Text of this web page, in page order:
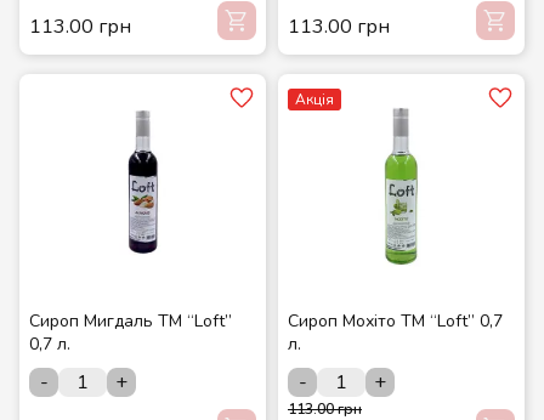
113.00 грн
113.00 грн
Сироп Мигдаль ТМ “Loft”
0,7 л.
-
+
Акція
Сироп Мохіто ТМ “Loft” 0,7
л.
- +
113.00 грн